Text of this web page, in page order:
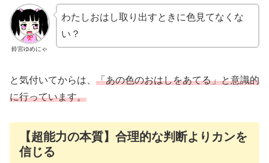
鈴宮ゆめにゃ
わたしおはし取り出すときに色見てなくな
い？
と気付いてからは、 「あの色のおはしをあてる」と意識的
に行っています。
【超能力の本質】合理的な判断よりカンを
信じる